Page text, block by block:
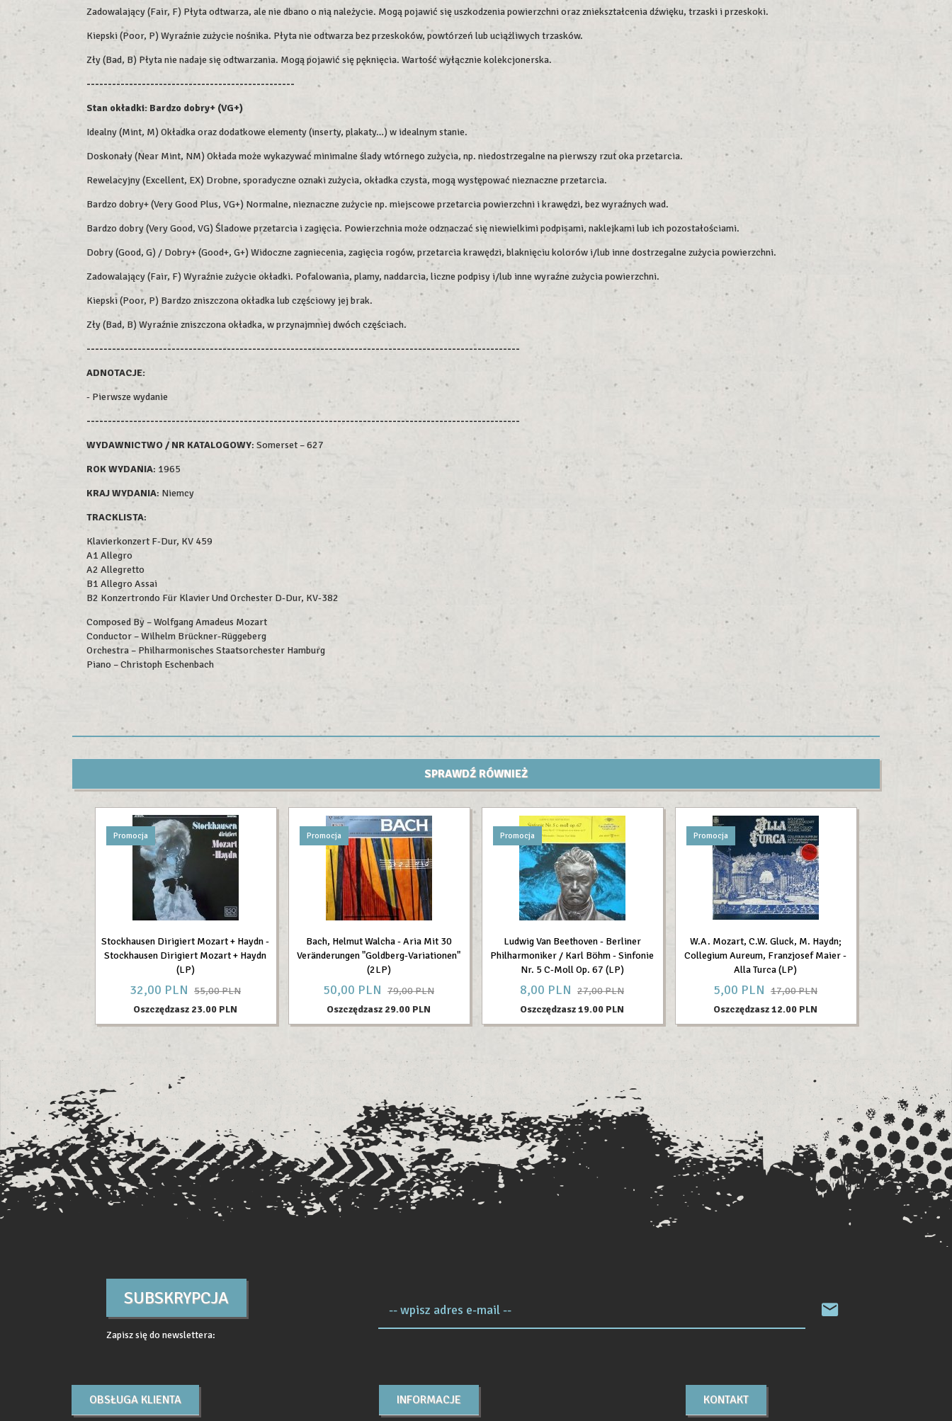
Zadowalający (Fair, F) Płyta odtwarza, ale nie dbano o nią należycie. Mogą pojawić się uszkodzenia powierzchni oraz zniekształcenia dźwięku, trzaski i przeskoki.
Kiepski (Poor, P) Wyraźnie zużycie nośnika. Płyta nie odtwarza bez przeskoków, powtórzeń lub uciążliwych trzasków.
Zły (Bad, B) Płyta nie nadaje się odtwarzania. Mogą pojawić się pęknięcia. Wartość wyłącznie kolekcjonerska.
-------------------------------------------------
Stan okładki: Bardzo dobry+ (VG+)
Idealny (Mint, M) Okładka oraz dodatkowe elementy (inserty, plakaty…) w idealnym stanie.
Doskonały (Near Mint, NM) Okłada może wykazywać minimalne ślady wtórnego zużycia, np. niedostrzegalne na pierwszy rzut oka przetarcia.
Rewelacyjny (Excellent, EX) Drobne, sporadyczne oznaki zużycia, okładka czysta, mogą występować nieznaczne przetarcia.
Bardzo dobry+ (Very Good Plus, VG+) Normalne, nieznaczne zużycie np. miejscowe przetarcia powierzchni i krawędzi, bez wyraźnych wad.
Bardzo dobry (Very Good, VG) Śladowe przetarcia i zagięcia. Powierzchnia może odznaczać się niewielkimi podpisami, naklejkami lub ich pozostałościami.
Dobry (Good, G) / Dobry+ (Good+, G+) Widoczne zagniecenia, zagięcia rogów, przetarcia krawędzi, blaknięciu kolorów i/lub inne dostrzegalne zużycia powierzchni.
Zadowalający (Fair, F) Wyraźnie zużycie okładki. Pofalowania, plamy, naddarcia, liczne podpisy i/lub inne wyraźne zużycia powierzchni.
Kiepski (Poor, P) Bardzo zniszczona okładka lub częściowy jej brak.
Zły (Bad, B) Wyraźnie zniszczona okładka, w przynajmniej dwóch częściach.
------------------------------------------------------------------------------------------------------
ADNOTACJE:
- Pierwsze wydanie
------------------------------------------------------------------------------------------------------
WYDAWNICTWO / NR KATALOGOWY: Somerset – 627
ROK WYDANIA: 1965
KRAJ WYDANIA: Niemcy
TRACKLISTA:
Klavierkonzert F-Dur, KV 459
A1 Allegro
A2 Allegretto
B1 Allegro Assai
B2 Konzertrondo Für Klavier Und Orchester D-Dur, KV-382
Composed By – Wolfgang Amadeus Mozart
Conductor – Wilhelm Brückner-Rüggeberg
Orchestra – Philharmonisches Staatsorchester Hamburg
Piano – Christoph Eschenbach
SPRAWDŹ RÓWNIEŻ
Promocja
Stockhausen Dirigiert Mozart + Haydn -
Stockhausen Dirigiert Mozart + Haydn
(LP)
32,00 PLN 55,00 PLN
Oszczędzasz 23.00 PLN
Promocja
Bach, Helmut Walcha - Aria Mit 30
Veränderungen "Goldberg-Variationen"
(2LP)
50,00 PLN 79,00 PLN
Oszczędzasz 29.00 PLN
Promocja
Ludwig Van Beethoven - Berliner
Philharmoniker / Karl Böhm - Sinfonie
Nr. 5 C-Moll Op. 67 (LP)
8,00 PLN 27,00 PLN
Oszczędzasz 19.00 PLN
Promocja
W.A. Mozart, C.W. Gluck, M. Haydn;
Collegium Aureum, Franzjosef Maier -
Alla Turca (LP)
5,00 PLN 17,00 PLN
Oszczędzasz 12.00 PLN
SUBSKRYPCJA
Zapisz się do newslettera:
-- wpisz adres e-mail --
OBSŁUGA KLIENTA INFORMACJE KONTAKT